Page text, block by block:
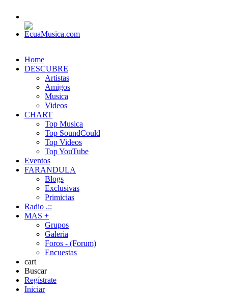
Home
DESCUBRE
Artistas
Amigos
Musica
Videos
CHART
Top Musica
Top SoundCould
Top Videos
Top YouTube
Eventos
FARANDULA
Blogs
Exclusivas
Primicias
Radio .::
MAS +
Grupos
Galeria
Foros - (Forum)
Encuestas
cart
Buscar
Regístrate
Iniciar